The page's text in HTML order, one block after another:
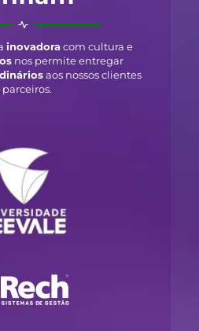
inovadoracom cultura e
nos permite entregar
aos nossos clientes
parceiros.